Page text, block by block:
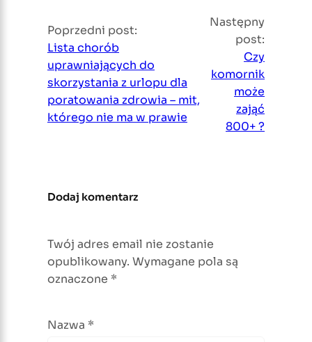
Poprzedni post:
Lista chorób
uprawniających do
skorzystania z urlopu dla
poratowania zdrowia – mit,
którego nie ma w prawie
Następny
post:
Czy
komornik
może
zająć
800+ ?
Dodaj komentarz
Twój adres email nie zostanie
opublikowany. Wymagane pola są
oznaczone *
Nazwa *